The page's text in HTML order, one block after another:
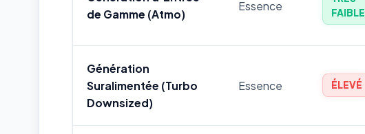
de Gamme (Atmo)
Essence
FAIBLE
Génération
Suralimentée (Turbo
Downsized)
Essence ÉLEVÉ